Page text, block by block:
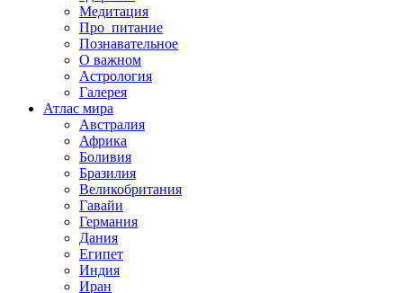
Медитация
Про_питание
Познавательное
О важном
Астрология
Галерея
Атлас мира
Австралия
Африка
Боливия
Бразилия
Великобритания
Гавайи
Германия
Дания
Египет
Индия
Иран